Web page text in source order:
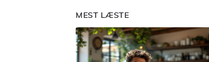
MEST LÆSTE